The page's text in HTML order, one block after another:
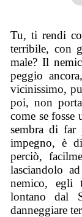
Tu, ti rendi
terribile, con
male? Il
peggio
vicinissimo,
poi, non
come se
sembra di far
impegno, è
perciò,
lasciandolo
nemico, egli
lontano dal
danneggiare